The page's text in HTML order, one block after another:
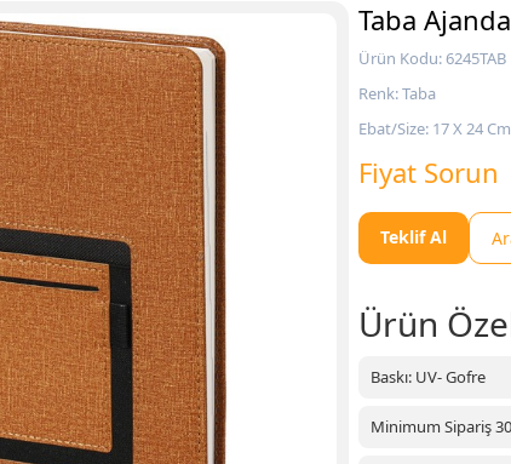
Taba
Ürün Kodu: 6245TAB
Renk: Taba
Ebat/Size: 17 X 24
Fiyat Sorun
Teklif Al
Ürün
Baskı: UV- Gofre
Minimum Sipariş